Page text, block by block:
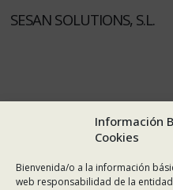
Información
Cookies
Bienvenida/o a la información
web responsabilidad de la
SESAN SOLUTIONS, S.L.